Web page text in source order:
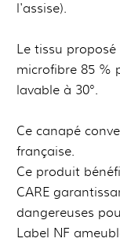
l'assise).
Le tissu
microfibre 85 %
lavable à 30°.
Ce canapé
française.
Ce produit
CARE
dangereuses
Label NF